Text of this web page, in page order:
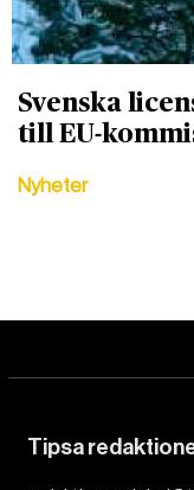
Svenska
till EU-
Nyheter
Tipsa